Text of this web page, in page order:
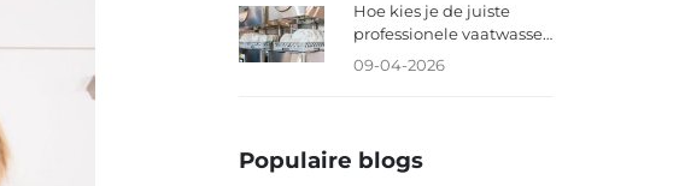
Hoe kies je de juiste
professionele vaatwasser
voor jouw horecazaak?
09-04-2026
Populaire blogs